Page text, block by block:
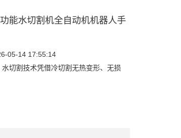
能水切割机全自动机机器人手
05-14 17:55:14
切割技术凭借冷切割无热变形、无损